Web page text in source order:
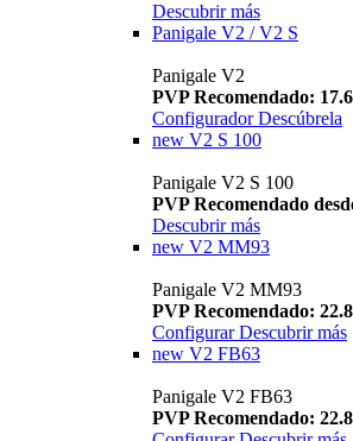
Descubrir más
Panigale V2 / V2 S
Panigale V2
PVP Recomendado:
Configurador Descúbrela
new V2 S 100
Panigale V2 S 100
PVP Recomendado
Descubrir más
new V2 MM93
Panigale V2 MM93
PVP Recomendado:
Configurar Descubrir más
new V2 FB63
Panigale V2 FB63
PVP Recomendado: